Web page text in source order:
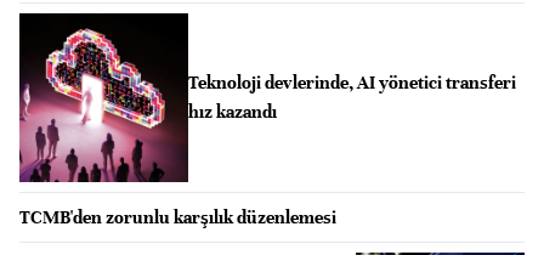
Teknoloji devlerinde, AI yönetici transferi
hız kazandı
TCMB'den zorunlu karşılık düzenlemesi